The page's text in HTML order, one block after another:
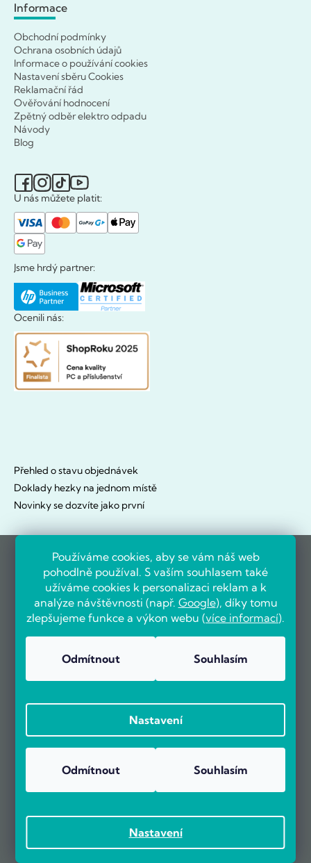
Používáme cookies, aby se vám náš web
pohodlně používal. S vaším souhlasem také
užíváme cookies k personalizaci reklam a k
analýze návštěvnosti (např. Google), díky tomu
zlepšujeme funkce a výkon webu (více informací).
Nastavení
Odmítnout Souhlasím
Nastavení
Odmítnout Souhlasím
Informace
Obchodní podmínky
Ochrana osobních údajů
Informace o používání cookies
Nastavení sběru Cookies
Reklamační řád
Ověřování hodnocení
Zpětný odběr elektro odpadu
Návody
Blog
U nás můžete platit:
Jsme hrdý partner:
Ocenili nás:
Přehled o stavu objednávek
Doklady hezky na jednom místě
Novinky se dozvíte jako první
Už více než 5000 zákazníků nás doporučuje na základě recenzí
Zobrazit více než 5000 recenzí na Heureka.cz